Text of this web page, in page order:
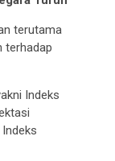
terutama
terhadap
Indeks